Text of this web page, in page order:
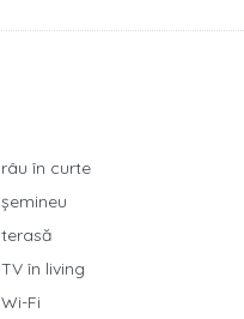
râu în curte
șemineu
terasă
TV în living
Wi-Fi